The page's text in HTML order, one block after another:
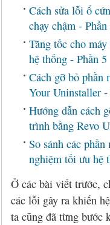
Cách sửa lỗi ổ
chạy chậm - Phần
Tăng tốc cho
hệ thống - Phần 5
Cách gỡ bỏ phần
Your Uninstaller -
Hướng dẫn cách
trình bằng Revo
So sánh các
nghiệm tối ưu hệ
Ở các bài viết trước,
các lỗi gây ra khiến
ta cũng đã từng bước